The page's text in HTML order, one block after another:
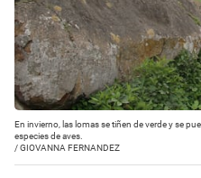
En invierno, las lomas se tiñen de verde y se
especies de aves.
/GIOVANNA FERNANDEZ